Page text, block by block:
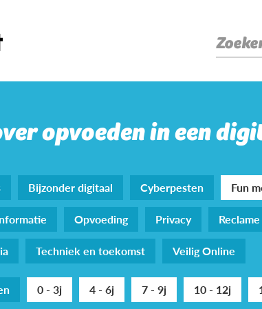
opvoeden in een
Bijzonder digitaal Cyberpesten Fun
Opvoeding Privacy Reclame
Techniek en toekomst Veilig Online
0 - 3j 4 - 6j 7 - 9j 10 - 12j